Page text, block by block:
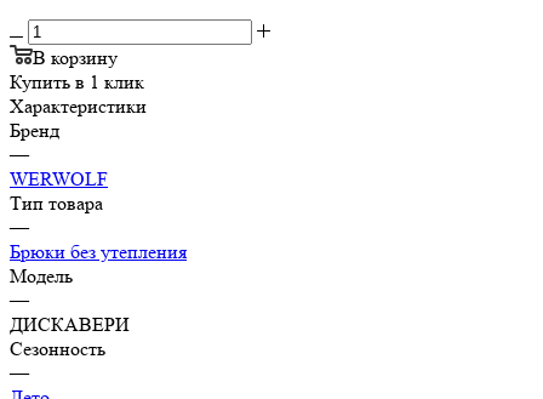
В корзину
Купить в 1 клик
Характеристики
Бренд
—
WERWOLF
Тип товара
—
Брюки без утепления
Модель
—
ДИСКАВЕРИ
Сезонность
—